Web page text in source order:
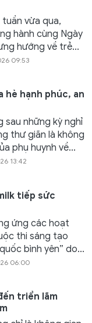
vừa qua,
hành cùng Ngày
hướng về trẻ...
09:53
hè hạnh phúc, an
sau những kỳ nghỉ
thư giãn là không
phụ huynh về...
13:42
tiếp sức
ứng các hoạt
thi sáng tạo
bình yên” do...
06:00
triển lãm